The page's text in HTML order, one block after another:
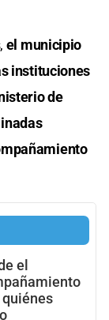
el municipio
instituciones
de
el